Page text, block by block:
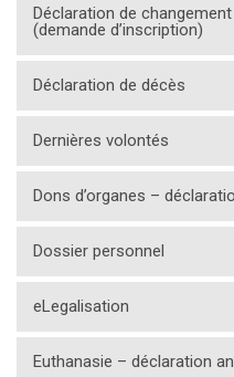
Déclaration de
(demande d’inscription)
Déclaration de décès
Dernières volontés
Dons d’organes –
Dossier personnel
eLegalisation
Euthanasie – déclaration